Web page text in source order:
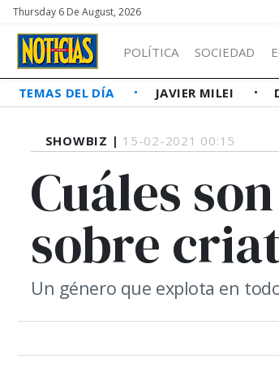
Thursday 6 De August, 2026
POLÍTICA SOCIEDAD
TEMAS DEL DÍA JAVIER MILEI
SHOWBIZ | 15-02-2021 00:15
Cuáles
sobre
Un género que explota en